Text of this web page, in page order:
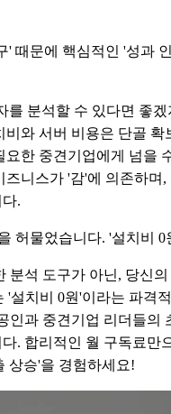
' 때문에 핵심적인 '성과
를 분석할 수 있다면 좋
비와 서버 비용은 단골
요한 중견기업에게 넘을
즈니스가 '감'에 의존하며
.
허물었습니다. '설치비
분석 도구가 아닌, 당신
'설치비 0원'이라는 파격
인과 중견기업 리더들의
. 합리적인 월 구독료만
상승'을 경험하세요!